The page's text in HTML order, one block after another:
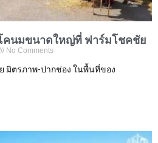
คนมขนาดใหญ่ที่ ฟาร์มโชคชัย
No Comments
มิตรภาพ-ปากช่อง ในพื้นที่ของ